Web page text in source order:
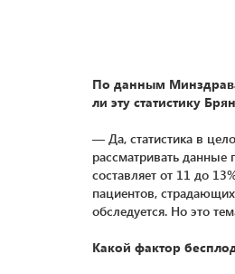
По данным
ли эту статистику
— Да, статистика в
рассматривать
составляет от 11 до
пациентов,
обследуется. Но это
Какой фактор